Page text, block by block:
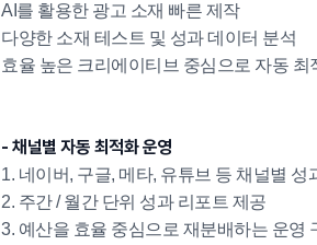
AI를 활용한 광고 소재 빠른 제작
다양한 소재 테스트 및 성과 데이터 분석
효율 높은 크리에이티브 중심으로 자동 최
- 채널별 자동 최적화 운영
1. 네이버, 구글, 메타, 유튜브 등 채널별 성
2. 주간 / 월간 단위 성과 리포트 제공
3. 예산을 효율 중심으로 재분배하는 운영